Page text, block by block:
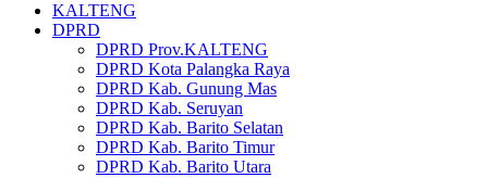
KALTENG
DPRD
DPRD Prov.KALTENG
DPRD Kota Palangka Raya
DPRD Kab. Gunung Mas
DPRD Kab. Seruyan
DPRD Kab. Barito Selatan
DPRD Kab. Barito Timur
DPRD Kab. Barito Utara